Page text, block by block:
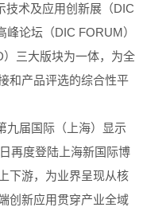
技术及应用创新展（DIC
论坛（DIC FORUM）
三大版块为一体，为全
和产品评选的综合性平
届国际（上海）显示
再度登陆上海新国际博
下游，为业界呈现从核
创新应用贯穿产业全域